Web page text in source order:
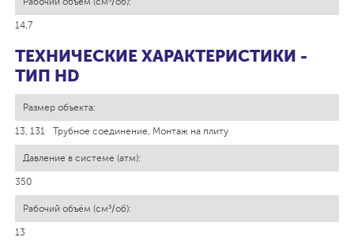
14,7
ТЕХНИЧЕСКИЕ ХАРАКТЕРИСТИКИ -
ТИП HD
13, 131 Трубное соединение, Монтаж на плиту
350
13